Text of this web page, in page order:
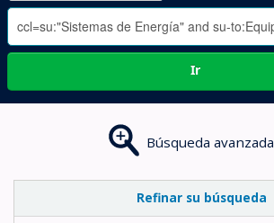
Ir
Búsqueda avanzada
Refinar su búsqueda